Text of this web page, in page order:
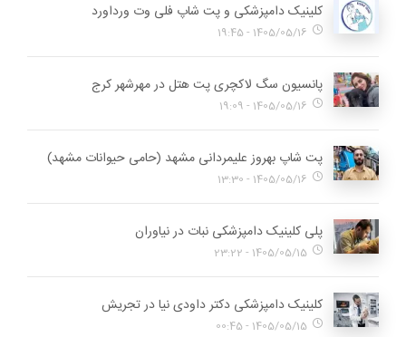
کلینیک دامپزشکی و پت شاپ فلی وت ورداورد
1405/05/16 - 19:45
پانسیون سگ لاکچری پت هتل در مهرشهر کرج
1405/05/16 - 19:09
پت شاپ بهروز علیمردانی مشهد (حامی حیوانات مشهد)
1405/05/16 - 13:30
پلی کلینیک دامپزشکی نبات در نیاوران
1405/05/15 - 23:22
کلینیک دامپزشکی دکتر داودی نیا در تجریش
1405/05/15 - 00:45